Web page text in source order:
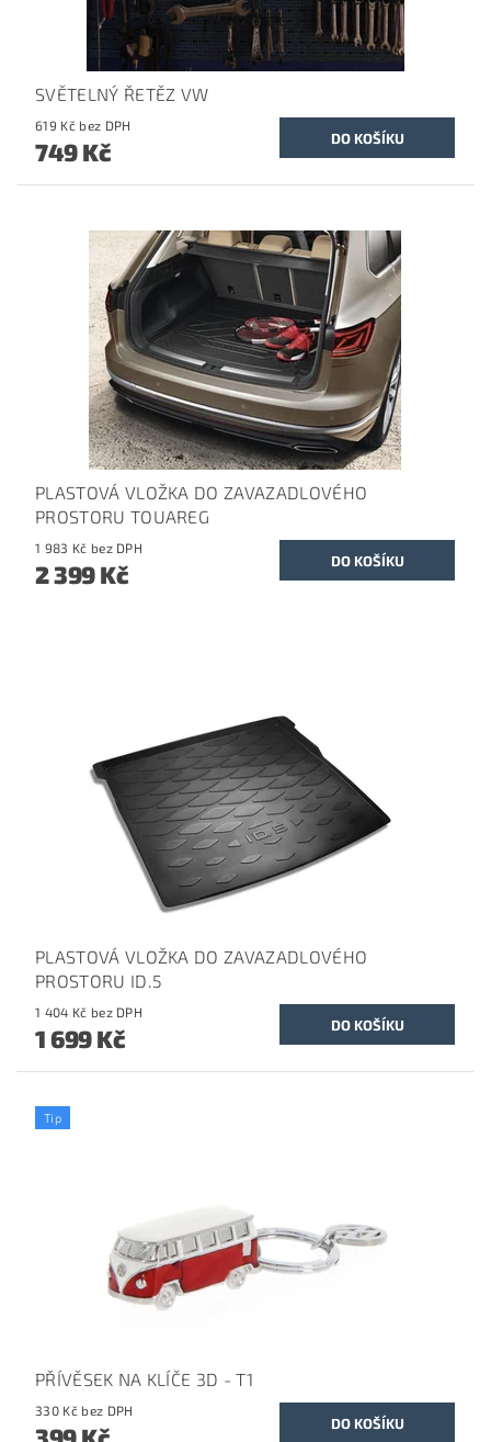
SVĚTELNÝ ŘETĚZ VW
619 Kč bez DPH
749 Kč
PLASTOVÁ VLOŽKA DO ZAVAZADLOVÉHO
PROSTORU TOUAREG
1 983 Kč bez DPH
2 399 Kč
PLASTOVÁ VLOŽKA DO ZAVAZADLOVÉHO
PROSTORU ID.5
1 404 Kč bez DPH
1 699 Kč
Tip
PŘÍVĚSEK NA KLÍČE 3D - T1
330 Kč bez DPH